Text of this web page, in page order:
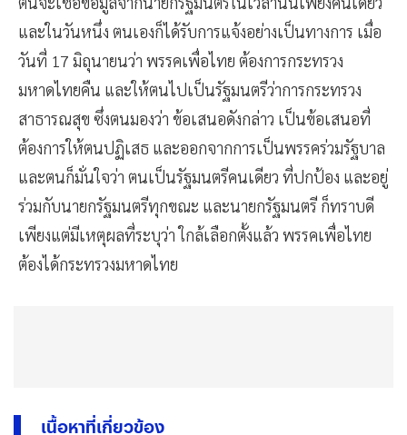
และในวันหนึ่ง ตนเองก็ได้รับการแจ้งอย่างเป็นทางการ เมื่อ
วันที่ 17 มิถุนายนว่า พรรคเพื่อไทย ต้องการกระทรวง
มหาดไทยคืน และให้ตนไปเป็นรัฐมนตรีว่าการกระทรวง
สาธารณสุข ซึ่งตนมองว่า ข้อเสนอดังกล่าว เป็นข้อเสนอที่
ต้องการให้ตนปฏิเสธ และออกจากการเป็นพรรคร่วมรัฐบาล
และตนก็มั่นใจว่า ตนเป็นรัฐมนตรีคนเดียว ที่ปกป้อง และอยู่
ร่วมกับนายกรัฐมนตรีทุกขณะ และนายกรัฐมนตรี ก็ทราบดี
เพียงแต่มีเหตุผลที่ระบุว่า ใกล้เลือกตั้งแล้ว พรรคเพื่อไทย
ต้องได้กระทรวงมหาดไทย
เนื้อหาที่เกี่ยวข้อง